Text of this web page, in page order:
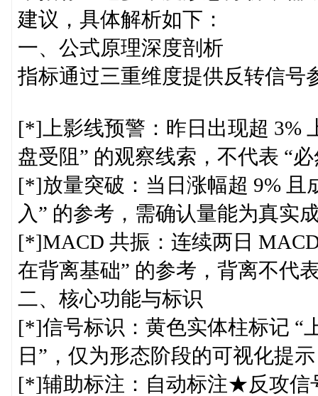
建议，具体解析如下：
一、公式原理深度剖析
指标通过三重维度提供反转信号
[*]上影线预警：昨日出现超 3%
盘受阻” 的观察线索，不代表 “
[*]放量突破：当日涨幅超 9% 且
入” 的参考，需确认量能为真实
[*]MACD 共振：连续两日
在背离基础” 的参考，背离不代
二、核心功能与标识
[*]信号标识：黄色实体柱标记 “
日”，仅为形态阶段的可视化提
[*]辅助标注：自动标注★反攻信